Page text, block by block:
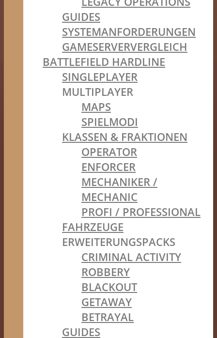
GUIDES
SYSTEMANFORDERUNGEN
GAMESERVERVERGLEICH
BATTLEFIELD HARDLINE
SINGLEPLAYER
MULTIPLAYER
MAPS
SPIELMODI
KLASSEN & FRAKTIONEN
OPERATOR
ENFORCER
MECHANIKER /
MECHANIC
PROFI / PROFESSIONAL
FAHRZEUGE
ERWEITERUNGSPACKS
CRIMINAL ACTIVITY
ROBBERY
BLACKOUT
GETAWAY
BETRAYAL
GUIDES